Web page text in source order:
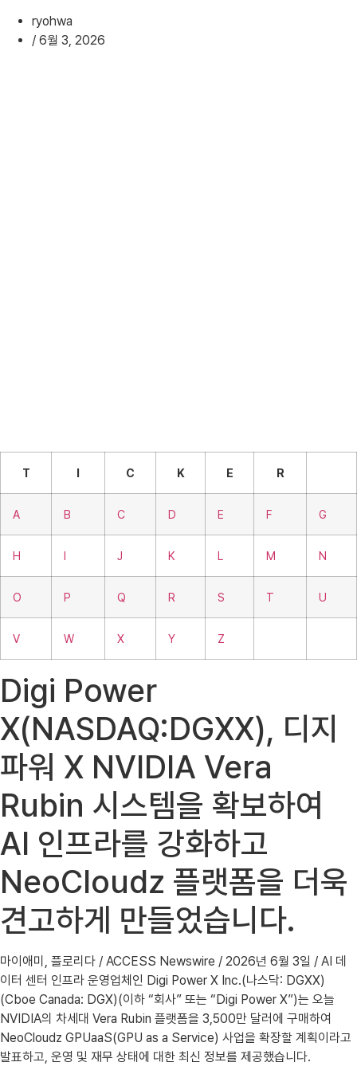
ryohwa
/ 6월 3, 2026
T I C K E R
A B C D E F G
H I J K L M N
O P Q R S T U
V W X Y Z
Digi Power
X(NASDAQ:DGXX), 디지
파워 X NVIDIA Vera
Rubin 시스템을 확보하여
AI 인프라를 강화하고
NeoCloudz 플랫폼을 더욱
견고하게 만들었습니다.
마이애미, 플로리다 / ACCESS Newswire / 2026년 6월 3일 / AI 데
이터 센터 인프라 운영업체인 Digi Power X Inc.(나스닥: DGXX)
(Cboe Canada: DGX)(이하 “회사” 또는 “Digi Power X”)는 오늘
NVIDIA의 차세대 Vera Rubin 플랫폼을 3,500만 달러에 구매하여
NeoCloudz GPUaaS(GPU as a Service) 사업을 확장할 계획이라고
발표하고, 운영 및 재무 상태에 대한 최신 정보를 제공했습니다.